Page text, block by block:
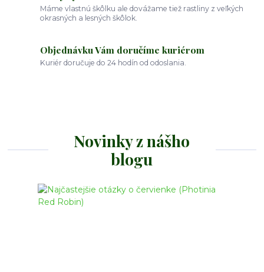
Máme vlastnú škôlku ale dovážame tiež rastliny z veľkých
okrasných a lesných škôlok.
Objednávku Vám doručíme kuriérom
Kuriér doručuje do 24 hodín od odoslania.
Novinky z nášho
blogu